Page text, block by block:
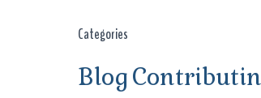
Categories
Blog